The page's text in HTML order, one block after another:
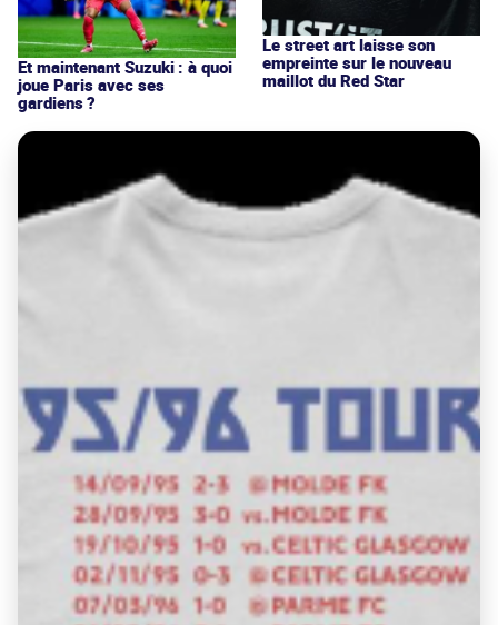
Et maintenant Suzuki : à quoi
joue Paris avec ses
gardiens ?
Le street art laisse son
empreinte sur le nouveau
maillot du Red Star